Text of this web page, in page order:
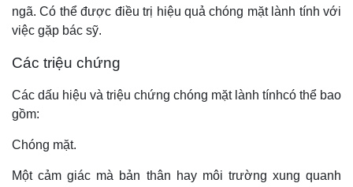
ngã. Có thể được điều trị hiệu quả chóng mặt lành tính với
việc gặp bác sỹ.
Các triệu chứng
Các dấu hiệu và triệu chứng chóng mặt lành tínhcó thể bao
gồm:
Chóng mặt.
Một cảm giác mà bản thân hay môi trường xung quanh